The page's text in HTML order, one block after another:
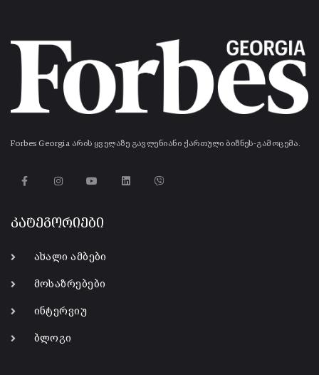
Forbes Georgia არის ყველაზე გავლენიანი ქართული ბიზნეს-გამოცემა.
კატეგორიები
ახალი ამბები
მოსაზრებები
ინტერვიუ
ბლოგი